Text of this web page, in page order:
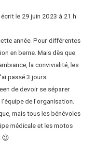
écrit le 29 juin 2023 à 21 h
année. Pour différentes
en berne. Mais dès que
la convivialité, les
passé 3 jours
de devoir se séparer
de l'organisation.
mais tous les bénévoles
médicale et les motos
😉